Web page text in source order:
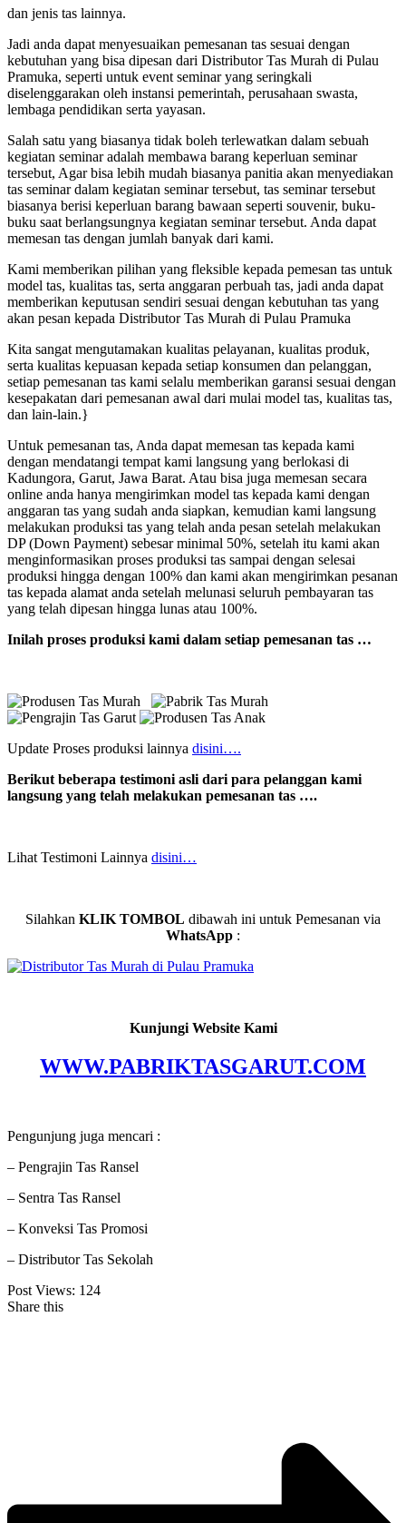
dan jenis tas lainnya.
Jadi anda dapat menyesuaikan pemesanan tas sesuai dengan
kebutuhan yang bisa dipesan dari Distributor Tas Murah di Pulau
Pramuka, seperti untuk event seminar yang seringkali
diselenggarakan oleh instansi pemerintah, perusahaan swasta,
lembaga pendidikan serta yayasan.
Salah satu yang biasanya tidak boleh terlewatkan dalam sebuah
kegiatan seminar adalah membawa barang keperluan seminar
tersebut, Agar bisa lebih mudah biasanya panitia akan menyediakan
tas seminar dalam kegiatan seminar tersebut, tas seminar tersebut
biasanya berisi keperluan barang bawaan seperti souvenir, buku-
buku saat berlangsungnya kegiatan seminar tersebut. Anda dapat
memesan tas dengan jumlah banyak dari kami.
Kami memberikan pilihan yang fleksible kepada pemesan tas untuk
model tas, kualitas tas, serta anggaran perbuah tas, jadi anda dapat
memberikan keputusan sendiri sesuai dengan kebutuhan tas yang
akan pesan kepada Distributor Tas Murah di Pulau Pramuka
Kita sangat mengutamakan kualitas pelayanan, kualitas produk,
serta kualitas kepuasan kepada setiap konsumen dan pelanggan,
setiap pemesanan tas kami selalu memberikan garansi sesuai dengan
kesepakatan dari pemesanan awal dari mulai model tas, kualitas tas,
dan lain-lain.}
Untuk pemesanan tas, Anda dapat memesan tas kepada kami
dengan mendatangi tempat kami langsung yang berlokasi di
Kadungora, Garut, Jawa Barat. Atau bisa juga memesan secara
online anda hanya mengirimkan model tas kepada kami dengan
anggaran tas yang sudah anda siapkan, kemudian kami langsung
melakukan produksi tas yang telah anda pesan setelah melakukan
DP (Down Payment) sebesar minimal 50%, setelah itu kami akan
menginformasikan proses produksi tas sampai dengan selesai
produksi hingga dengan 100% dan kami akan mengirimkan pesanan
tas kepada alamat anda setelah melunasi seluruh pembayaran tas
yang telah dipesan hingga lunas atau 100%.
Inilah proses produksi kami dalam setiap pemesanan tas …
Update Proses produksi lainnya disini….
Berikut beberapa testimoni asli dari para pelanggan kami
langsung yang telah melakukan pemesanan tas ….
Lihat Testimoni Lainnya disini…
Silahkan KLIK TOMBOL dibawah ini untuk Pemesanan via
WhatsApp :
Kunjungi Website Kami
WWW.PABRIKTASGARUT.COM
Pengunjung juga mencari :
– Pengrajin Tas Ransel
– Sentra Tas Ransel
– Konveksi Tas Promosi
– Distributor Tas Sekolah
Post Views: 124
Share this